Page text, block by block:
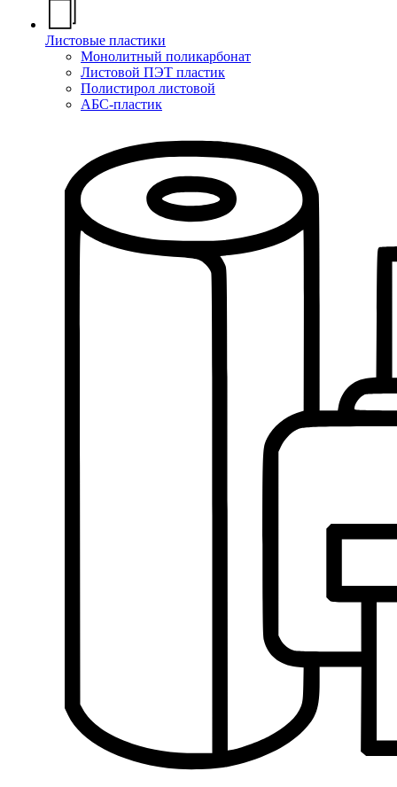
Листовые пластики
Монолитный поликарбонат
Листовой ПЭТ пластик
Полистирол листовой
АБС-пластик